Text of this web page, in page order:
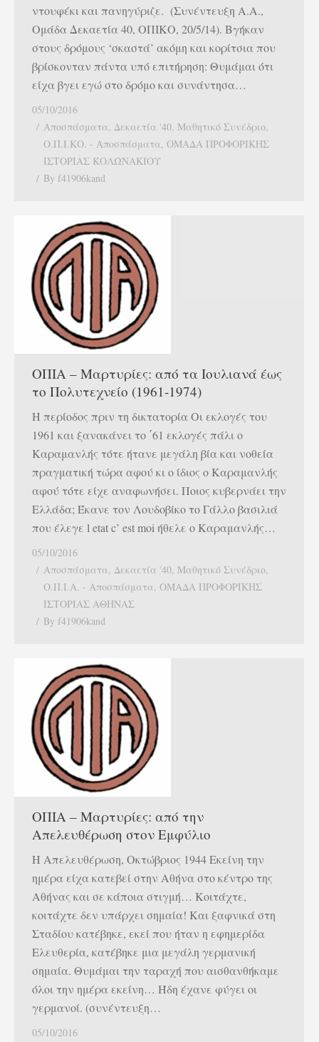
ντουφέκι και πανηγύριζε. (Συνέντευξη Α.Α.,
Ομάδα Δεκαετία 40, ΟΠΙΚΟ, 20/5/14). Βγήκαν
στους δρόμους ‘σκαστά’ ακόμη και κορίτσια που
βρίσκονταν πάντα υπό επιτήρηση: Θυμάμαι ότι
είχα βγει εγώ στο δρόμο και συνάντησα…
05/10/2016
Αποσπάσματα, Δεκαετία '40, Μαθητικό Συνέδριο,
Ο.Π.Ι.ΚΟ. - Αποσπάσματα, ΟΜΑΔΑ ΠΡΟΦΟΡΙΚΗΣ
ΙΣΤΟΡΙΑΣ ΚΟΛΩΝΑΚΙΟΥ
By f41906kand
ΟΠΙΑ – Μαρτυρίες: από τα Ιουλιανά έως
το Πολυτεχνείο (1961-1974)
Η περίοδος πριν τη δικτατορία Οι εκλογές του
1961 και ξανακάνει το ΄61 εκλογές πάλι ο
Καραμανλής τότε ήτανε μεγάλη βία και νοθεία
πραγματική τώρα αφού κι ο ίδιος ο Καραμανλής
αφού τότε είχε αναφωνήσει. Ποιος κυβερνάει την
Ελλάδα; Έκανε τον Λουδοβίκο το Γάλλο βασιλιά
που έλεγε l etat c’ est moi ήθελε ο Καραμανλής…
05/10/2016
Αποσπάσματα, Δεκαετία '40, Μαθητικό Συνέδριο,
Ο.Π.Ι.Α. - Αποσπάσματα, ΟΜΑΔΑ ΠΡΟΦΟΡΙΚΗΣ
ΙΣΤΟΡΙΑΣ ΑΘΗΝΑΣ
By f41906kand
ΟΠΙΑ – Μαρτυρίες: από την
Απελευθέρωση στον Εμφύλιο
Η Απελευθέρωση, Οκτώβριος 1944 Εκείνη την
ημέρα είχα κατεβεί στην Αθήνα στο κέντρο της
Αθήνας και σε κάποια στιγμή… Κοιτάχτε,
κοιτάχτε δεν υπάρχει σημαία! Και ξαφνικά στη
Σταδίου κατέβηκε, εκεί που ήταν η εφημερίδα
Ελευθερία, κατέβηκε μια μεγάλη γερμανική
σημαία. Θυμάμαι την ταραχή που αισθανθήκαμε
όλοι την ημέρα εκείνη… Ήδη έχανε φύγει οι
γερμανοί. (συνέντευξη…
05/10/2016